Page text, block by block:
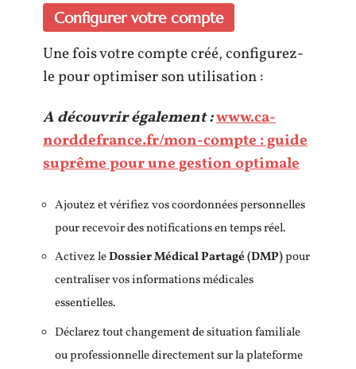
Configurer votre compte
Une fois votre compte créé, configurez-
le pour optimiser son utilisation :
A découvrir également :www.ca-
norddefrance.fr/mon-compte : guide
suprême pour une gestion optimale
Ajoutez et vérifiez vos coordonnées personnelles
pour recevoir des notifications en temps réel.
Activez leDossier Médical Partagé (DMP)pour
centraliser vos informations médicales
essentielles.
Déclarez tout changement de situation familiale
ou professionnelle directement sur la plateforme